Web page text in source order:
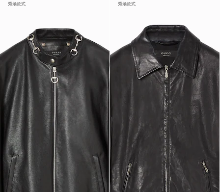
秀场款式 秀场款式